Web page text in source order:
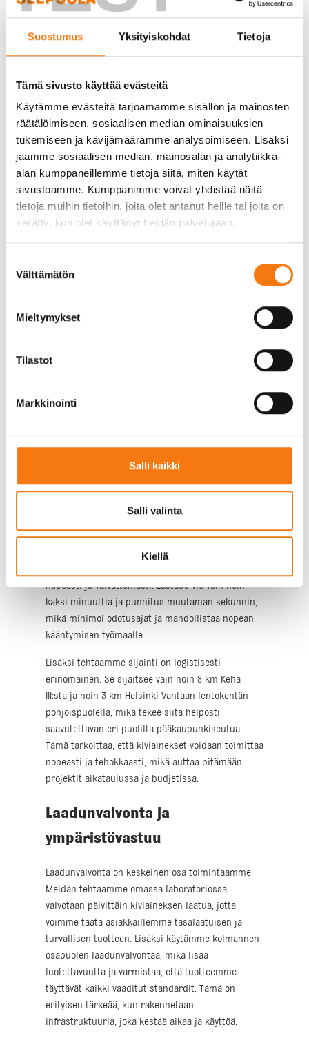
Suostumus Yksityiskohdat Tietoja
Tämä sivusto käyttää evästeitä
Käytämme evästeitä tarjoamamme sisällön ja mainosten
räätälöimiseen, sosiaalisen median ominaisuuksien
tukemiseen ja kävijämäärämme analysoimiseen. Lisäksi
jaamme sosiaalisen median, mainosalan ja analytiikka-
alan kumppaneillemme tietoja siitä, miten käytät
sivustoamme. Kumppanimme voivat yhdistää näitä
tietoja muihin tietoihin, joita olet antanut heille tai joita on
kerätty, kun olet käyttänyt heidän palvelujaan.
valinta
Välttämätön
Mieltymykset
Tilastot
Markkinointi
Salli kaikki
Salli valinta
Kiellä
Murske 0-16 on yksi yleisimmin käytetyistä
kiviaineksista rakentamisessa. Sen
monikäyttöisyys tekee siitä erinomaisen valinnan
erilaisiin projekteihin, kuten teiden, pihojen ja
perustusten rakentamiseen. Murskeen raekoko 0-
16 mm tarkoittaa, että se sisältää sekä hienoa että
karkeampaa ainesta, mikä tekee siitä hyvin
tiivistyvän ja kantavan materiaalin. Tämä
ominaisuus on erityisen tärkeä, kun halutaan
tasalaatuista ja täyttää tiukat laatuvaatimukset.
mahdollista materiaalia. Lisäksi murskeemme on
laadusta ja turvallisuudesta. Tämä tekee siitä
tehokkuus
Rakennusprojektien aikataulut ovat usein tiukkoja,
tehokkuus ovat avainasemassa. Meidän
kiviainestehtaamme lähellä Helsinki-Vantaan
nopeasti ja vaivattomasti. Lastaus vie vain noin
kaksi minuuttia ja punnitus muutaman sekunnin,
mikä minimoi odotusajat ja mahdollistaa nopean
kääntymisen työmaalle.
Lisäksi tehtaamme sijainti on logistisesti
erinomainen. Se sijaitsee vain noin 8 km Kehä
III:sta ja noin 3 km Helsinki-Vantaan lentokentän
pohjoispuolella, mikä tekee siitä helposti
saavutettavan eri puolilta pääkaupunkiseutua.
Tämä tarkoittaa, että kiviainekset voidaan toimittaa
nopeasti ja tehokkaasti, mikä auttaa pitämään
projektit aikataulussa ja budjetissa.
Laadunvalvonta ja
ympäristövastuu
Laadunvalvonta on keskeinen osa toimintaamme.
Meidän tehtaamme omassa laboratoriossa
valvotaan päivittäin kiviaineksen laatua, jotta
voimme taata asiakkaillemme tasalaatuisen ja
turvallisen tuotteen. Lisäksi käytämme kolmannen
osapuolen laadunvalvontaa, mikä lisää
luotettavuutta ja varmistaa, että tuotteemme
täyttävät kaikki vaaditut standardit. Tämä on
erityisen tärkeää, kun rakennetaan
infrastruktuuria, joka kestää aikaa ja käyttöä.